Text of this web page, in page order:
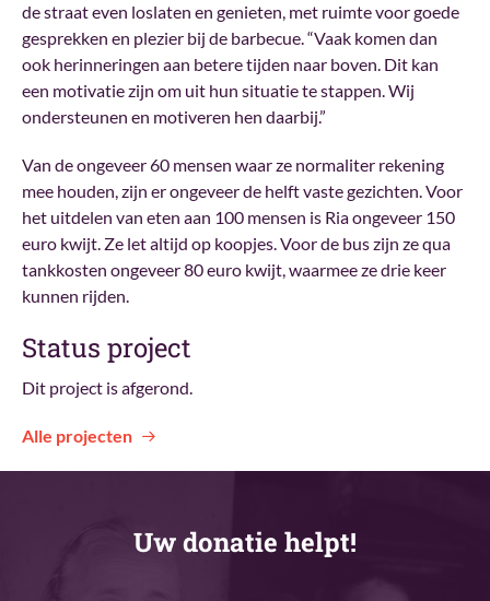
de straat even loslaten en genieten, met ruimte voor goede
gesprekken en plezier bij de barbecue. “Vaak komen dan
ook herinneringen aan betere tijden naar boven. Dit kan
een motivatie zijn om uit hun situatie te stappen. Wij
ondersteunen en motiveren hen daarbij.”
Van de ongeveer 60 mensen waar ze normaliter rekening
mee houden, zijn er ongeveer de helft vaste gezichten. Voor
het uitdelen van eten aan 100 mensen is Ria ongeveer 150
euro kwijt. Ze let altijd op koopjes. Voor de bus zijn ze qua
tankkosten ongeveer 80 euro kwijt, waarmee ze drie keer
kunnen rijden.
Status project
Dit project is afgerond.
Alle projecten
Uw donatie helpt!